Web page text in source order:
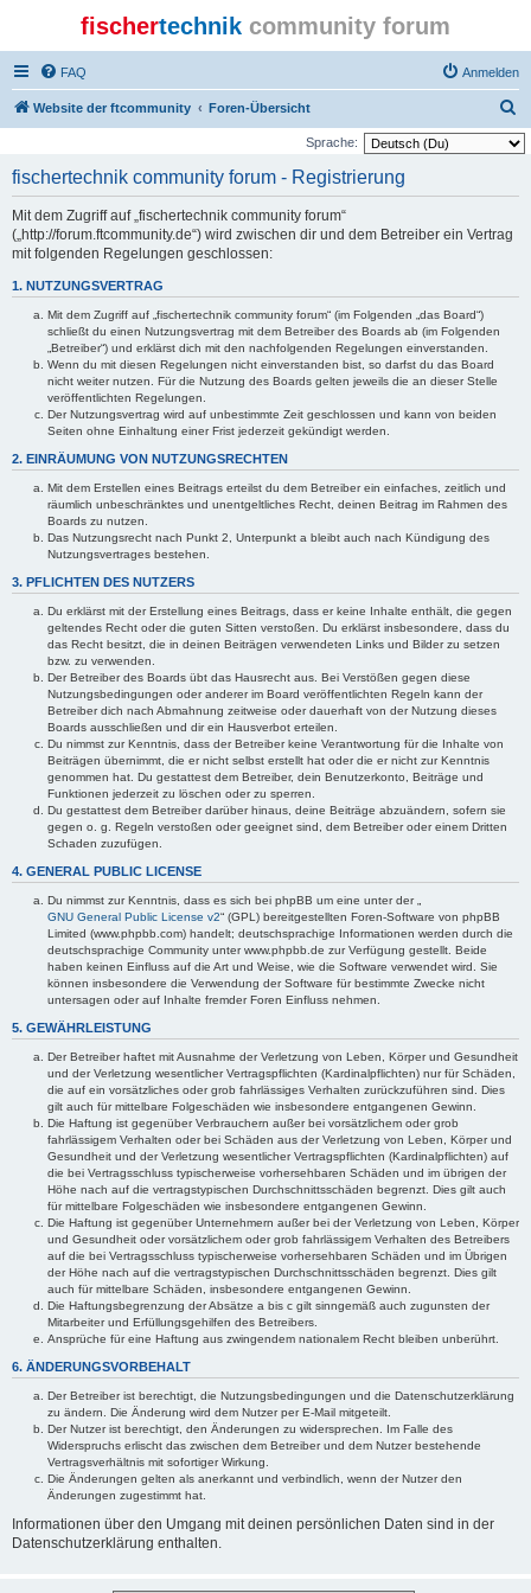
fischertechnik community forum
FAQ Anmelden
Website der ftcommunity Foren-Übersicht
u
Sprache:
fischertechnik community forum - Registrierung
Mit dem Zugriff auf „fischertechnik community forum“
(„http://forum.ftcommunity.de“) wird zwischen dir und dem Betreiber ein Vertrag
mit folgenden Regelungen geschlossen:
1. NUTZUNGSVERTRAG
Mit dem Zugriff auf „fischertechnik community forum“ (im Folgenden „das Board“)
schließt du einen Nutzungsvertrag mit dem Betreiber des Boards ab (im Folgenden
„Betreiber“) und erklärst dich mit den nachfolgenden Regelungen einverstanden.
Wenn du mit diesen Regelungen nicht einverstanden bist, so darfst du das Board
nicht weiter nutzen. Für die Nutzung des Boards gelten jeweils die an dieser Stelle
veröffentlichten Regelungen.
Der Nutzungsvertrag wird auf unbestimmte Zeit geschlossen und kann von beiden
Seiten ohne Einhaltung einer Frist jederzeit gekündigt werden.
2. EINRÄUMUNG VON NUTZUNGSRECHTEN
Mit dem Erstellen eines Beitrags erteilst du dem Betreiber ein einfaches, zeitlich und
räumlich unbeschränktes und unentgeltliches Recht, deinen Beitrag im Rahmen des
Boards zu nutzen.
Das Nutzungsrecht nach Punkt 2, Unterpunkt a bleibt auch nach Kündigung des
Nutzungsvertrages bestehen.
3. PFLICHTEN DES NUTZERS
Du erklärst mit der Erstellung eines Beitrags, dass er keine Inhalte enthält, die gegen
geltendes Recht oder die guten Sitten verstoßen. Du erklärst insbesondere, dass du
das Recht besitzt, die in deinen Beiträgen verwendeten Links und Bilder zu setzen
bzw. zu verwenden.
Der Betreiber des Boards übt das Hausrecht aus. Bei Verstößen gegen diese
Nutzungsbedingungen oder anderer im Board veröffentlichten Regeln kann der
Betreiber dich nach Abmahnung zeitweise oder dauerhaft von der Nutzung dieses
Boards ausschließen und dir ein Hausverbot erteilen.
Du nimmst zur Kenntnis, dass der Betreiber keine Verantwortung für die Inhalte von
Beiträgen übernimmt, die er nicht selbst erstellt hat oder die er nicht zur Kenntnis
genommen hat. Du gestattest dem Betreiber, dein Benutzerkonto, Beiträge und
Funktionen jederzeit zu löschen oder zu sperren.
Du gestattest dem Betreiber darüber hinaus, deine Beiträge abzuändern, sofern sie
gegen o. g. Regeln verstoßen oder geeignet sind, dem Betreiber oder einem Dritten
Schaden zuzufügen.
4. GENERAL PUBLIC LICENSE
Du nimmst zur Kenntnis, dass es sich bei phpBB um eine unter der „
GNU General Public License v2“ (GPL) bereitgestellten Foren-Software von phpBB
Limited (www.phpbb.com) handelt; deutschsprachige Informationen werden durch die
deutschsprachige Community unter www.phpbb.de zur Verfügung gestellt. Beide
haben keinen Einfluss auf die Art und Weise, wie die Software verwendet wird. Sie
können insbesondere die Verwendung der Software für bestimmte Zwecke nicht
untersagen oder auf Inhalte fremder Foren Einfluss nehmen.
5. GEWÄHRLEISTUNG
Der Betreiber haftet mit Ausnahme der Verletzung von Leben, Körper und Gesundheit
und der Verletzung wesentlicher Vertragspflichten (Kardinalpflichten) nur für Schäden,
die auf ein vorsätzliches oder grob fahrlässiges Verhalten zurückzuführen sind. Dies
gilt auch für mittelbare Folgeschäden wie insbesondere entgangenen Gewinn.
Die Haftung ist gegenüber Verbrauchern außer bei vorsätzlichem oder grob
fahrlässigem Verhalten oder bei Schäden aus der Verletzung von Leben, Körper und
Gesundheit und der Verletzung wesentlicher Vertragspflichten (Kardinalpflichten) auf
die bei Vertragsschluss typischerweise vorhersehbaren Schäden und im übrigen der
Höhe nach auf die vertragstypischen Durchschnittsschäden begrenzt. Dies gilt auch
für mittelbare Folgeschäden wie insbesondere entgangenen Gewinn.
Die Haftung ist gegenüber Unternehmern außer bei der Verletzung von Leben, Körper
und Gesundheit oder vorsätzlichem oder grob fahrlässigem Verhalten des Betreibers
auf die bei Vertragsschluss typischerweise vorhersehbaren Schäden und im Übrigen
der Höhe nach auf die vertragstypischen Durchschnittsschäden begrenzt. Dies gilt
auch für mittelbare Schäden, insbesondere entgangenen Gewinn.
Die Haftungsbegrenzung der Absätze a bis c gilt sinngemäß auch zugunsten der
Mitarbeiter und Erfüllungsgehilfen des Betreibers.
Ansprüche für eine Haftung aus zwingendem nationalem Recht bleiben unberührt.
6. ÄNDERUNGSVORBEHALT
Der Betreiber ist berechtigt, die Nutzungsbedingungen und die Datenschutzerklärung
zu ändern. Die Änderung wird dem Nutzer per E-Mail mitgeteilt.
Der Nutzer ist berechtigt, den Änderungen zu widersprechen. Im Falle des
Widerspruchs erlischt das zwischen dem Betreiber und dem Nutzer bestehende
Vertragsverhältnis mit sofortiger Wirkung.
Die Änderungen gelten als anerkannt und verbindlich, wenn der Nutzer den
Änderungen zugestimmt hat.
Informationen über den Umgang mit deinen persönlichen Daten sind in der
Datenschutzerklärung enthalten.